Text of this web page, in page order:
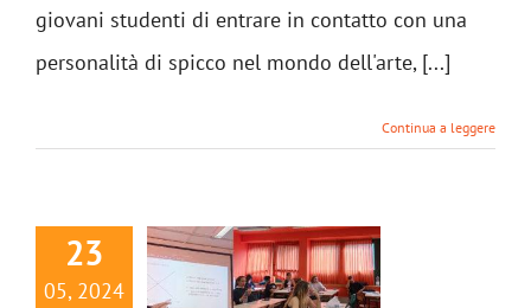
giovani studenti di entrare in contatto con una
personalità di spicco nel mondo dell'arte, [...]
Continua a leggere
23
05, 2024